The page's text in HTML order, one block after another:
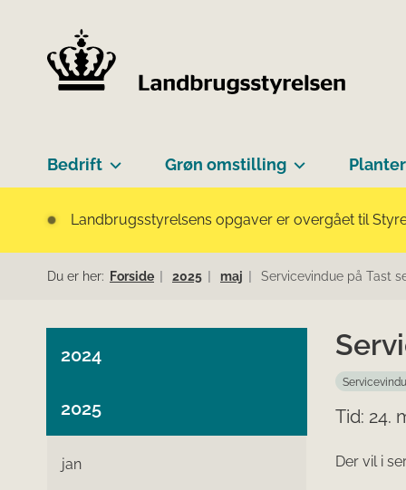
Bedrift Grøn omstilling Planter
Landbrugsstyrelsens opgaver er overgået til
Du er her: Forside 2025 maj Servicevindue på Tast
2024
2025
jan
Tid: 24.
Der vil i